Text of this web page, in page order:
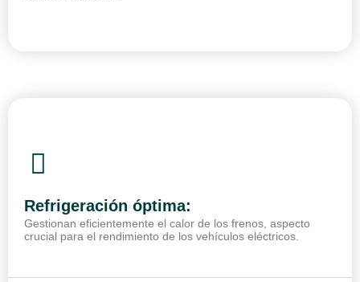
Refrigeración óptima:
Gestionan eficientemente el calor de los frenos, aspecto
crucial para el rendimiento de los vehículos eléctricos.